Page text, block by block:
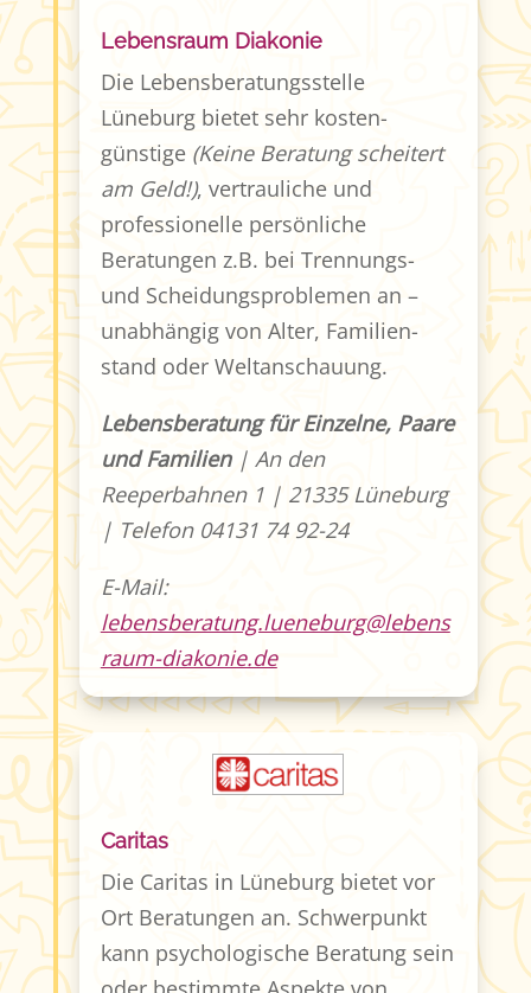
Lebensraum Diakonie
Die Lebens­beratungs­stelle
Lüneburg bietet sehr kosten­
günstige (Keine Beratung scheitert
am Geld!), vertrauliche und
professionelle persönliche
Beratungen z.B. bei Trennungs-
und Scheidungs­problemen an –
unabhängig von Alter, Familien­
stand oder Weltan­schauung.
Lebensberatung für Einzelne, Paare
und Familien| An den
Reeperbahnen 1 | 21335 Lüneburg
| Telefon 04131 74 92-24
E-Mail:
lebensberatung.lueneburg@lebens
raum-diakonie.de
Caritas
Die Caritas in Lüneburg bietet vor
Ort Beratungen an. Schwerpunkt
kann psychologische Beratung sein